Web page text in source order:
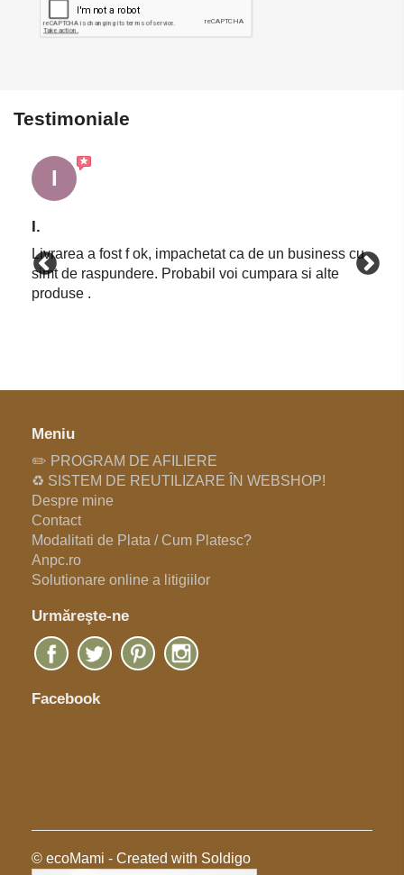
Testimoniale
I
I.
Livrarea a fost f ok, impachetat ca de un business cu
simt de raspundere. Probabil voi cumpara si alte
produse .
Meniu
✏️ PROGRAM DE AFILIERE
♻️ SISTEM DE REUTILIZARE ÎN WEBSHOP!
Despre mine
Contact
Modalitati de Plata / Cum Platesc?
Anpc.ro
Solutionare online a litigiilor
Urmăreşte-ne
Facebook
© ecoMami - Created with Soldigo